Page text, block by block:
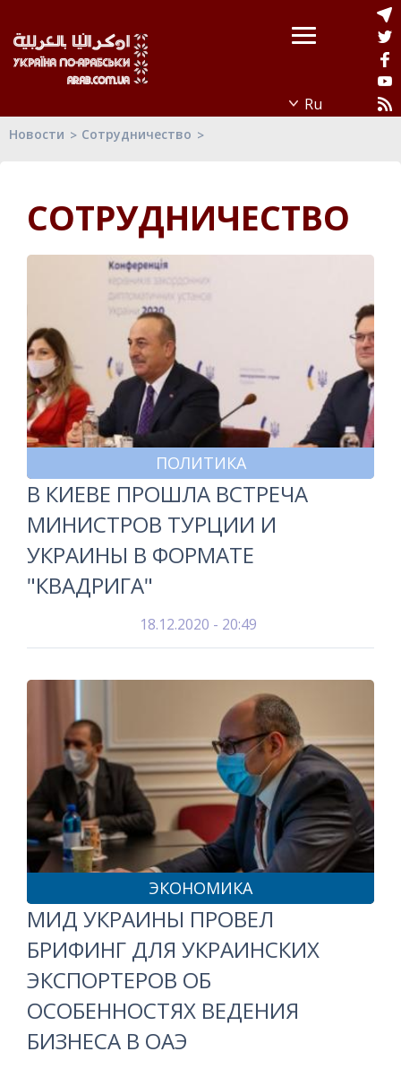
Новости Сотрудничество
СОТРУДНИЧЕСТВО
ПОЛИТИКА
В КИЕВЕ ПРОШЛА ВСТРЕЧА
МИНИСТРОВ ТУРЦИИ И
УКРАИНЫ В ФОРМАТЕ
"КВАДРИГА"
18.12.2020 - 20:49
ЭКОНОМИКА
МИД УКРАИНЫ ПРОВЕЛ
БРИФИНГ ДЛЯ УКРАИНСКИХ
ЭКСПОРТЕРОВ ОБ
ОСОБЕННОСТЯХ ВЕДЕНИЯ
БИЗНЕСА В ОАЭ